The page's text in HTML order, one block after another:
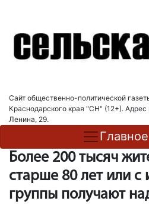
Сайт общественно-политической
Краснодарского края "СН" (12+). Адрес
Ленина, 29.
Более 200 тысяч
старше 80 лет или с
группы получают